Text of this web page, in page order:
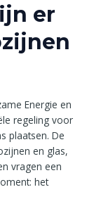
er
Energie en
regeling voor
plaatsen. De
en glas,
vragen een
het